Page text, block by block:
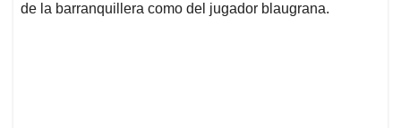
de la barranquillera como del jugador blaugrana.